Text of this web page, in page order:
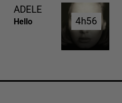
ADELE
Hello 4h56
4h56